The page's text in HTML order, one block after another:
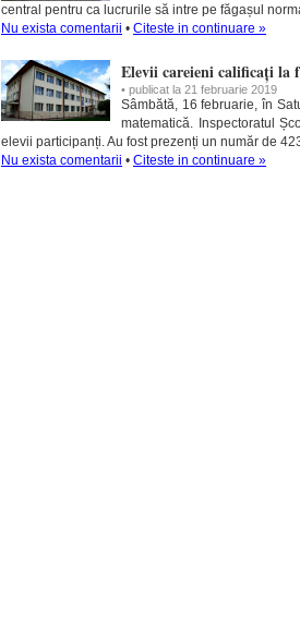
central pentru ca lucrurile să intre pe făgașul
Nu exista comentarii • Citeste in continuare »
Elevii careieni calificați la
• publicat la 21 februarie 2019
Sâmbătă, 16 februarie, în
matematică. Inspectoratul
elevii participanți. Au fost prezenți un număr de
Nu exista comentarii • Citeste in continuare »